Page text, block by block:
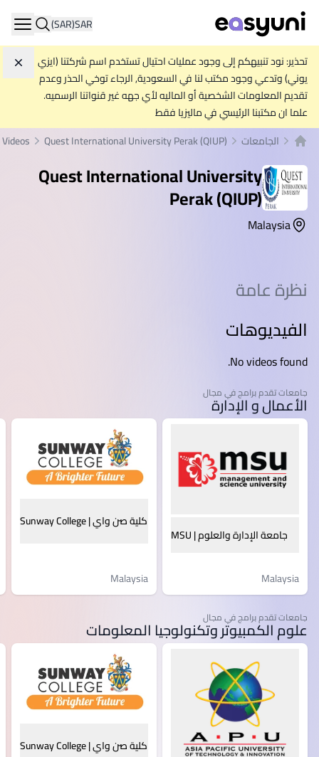
SAR
(SAR)
تحذير: نود تنبيهكم إلى وجود عمليات احتيال تستخدم اسم شركتنا (ايزي
يوني) وتدعي وجود مكتب لنا في السعودية, الرجاء توخي الحذر وعدم
تقديم المعلومات الشخصية أو الماليه لأي جهه غير قنواتنا الرسميه.
علما ان مكتبنا الرئيسي في ماليزيا فقط
الجامعات Quest International University Perak (QIUP)
Videos
Quest International University
Perak (QIUP)
Malaysia
نظرة عامة
الفيديوهات
No videos found.
جامعات تقدم برامج في مجال
الأعمال و الإدارة
جامعة الإدارة والعلوم | MSU
Malaysia
كلية صن واي | Sunway College
Malaysia
جامعات تقدم برامج في مجال
علوم الكمبيوتر وتكنولوجيا المعلومات
كلية صن واي | Sunway College